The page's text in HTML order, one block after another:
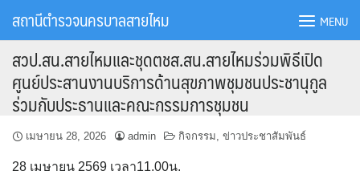
สถานีตำรวจนครบาลสายไหม MENU
สวป.สน.สายไหมและชุดตชส.สน.สายไหมร่วมพิธีเปิด
ศูนย์ประสานงานบริการด้านสุขภาพชุมชนประชานุกูล
ร่วมกับประธานและคณะกรรมการชุมชน
เมษายน 28, 2026 admin กิจกรรม, ข่าวประชาสัมพันธ์
28 เมษายน 2569 เวลา11.00น.